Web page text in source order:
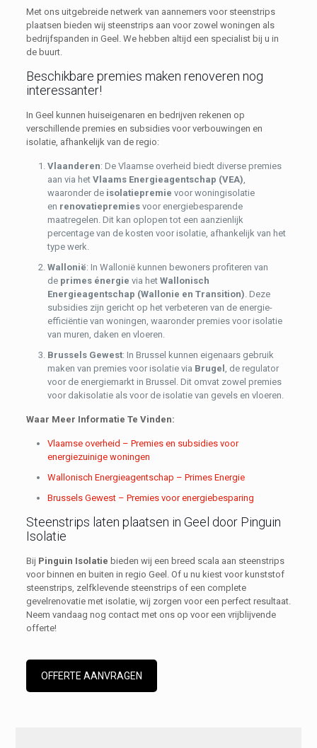
Met ons uitgebreide netwerk van aannemers voor steenstrips
plaatsen bieden wij steenstrips aan voor zowel woningen als
bedrijfspanden in Geel. We hebben altijd een specialist bij u in
de buurt.
Beschikbare premies maken renoveren nog
interessanter!
In Geel kunnen huiseigenaren en bedrijven rekenen op
verschillende premies en subsidies voor verbouwingen en
isolatie, afhankelijk van de regio:
Vlaanderen: De Vlaamse overheid biedt diverse premies
aan via het Vlaams Energieagentschap (VEA),
waaronder de isolatiepremie voor woningisolatie
en renovatiepremiesvoor energiebesparende
maatregelen. Dit kan oplopen tot een aanzienlijk
percentage van de kosten voor isolatie, afhankelijk van het
type werk.
Wallonië: In Wallonië kunnen bewoners profiteren van
de primes énergie via het Wallonisch
Energieagentschap (Wallonie en Transition). Deze
subsidies zijn gericht op het verbeteren van de energie-
efficiëntie van woningen, waaronder premies voor isolatie
van muren, daken en vloeren.
Brussels Gewest: In Brussel kunnen eigenaars gebruik
maken van premies voor isolatie via Brugel , de regulator
voor de energiemarkt in Brussel. Dit omvat zowel premies
voor dakisolatie als voor de isolatie van gevels en vloeren.
Waar Meer Informatie Te Vinden:
Vlaamse overheid – Premies en subsidies voor
energiezuinige woningen
Wallonisch Energieagentschap – Primes Energie
Brussels Gewest – Premies voor energiebesparing
Steenstrips laten plaatsen in Geel door Pinguin
Isolatie
Bij Pinguin Isolatie bieden wij een breed scala aan steenstrips
voor binnen en buiten in regio Geel. Of u nu kiest voor kunststof
steenstrips, zelfklevende steenstrips of een complete
gevelrenovatie met isolatie, wij zorgen voor een perfect resultaat.
Neem vandaag nog contact met ons op voor een vrijblijvende
offerte!
OFFERTE AANVRAGEN